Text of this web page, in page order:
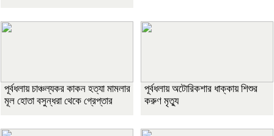
পূর্বধলায় চাঞ্চল্যকর কাকন হত্যা মামলার
মূল হোতা বসুন্ধরা থেকে গ্রেপ্তার
পূর্বধলায় অটোরিকশার ধাক্কায় শিশুর
করুণ মৃত্যু